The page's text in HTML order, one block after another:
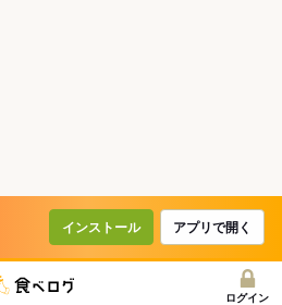
インストール アプリで開く
ログイン